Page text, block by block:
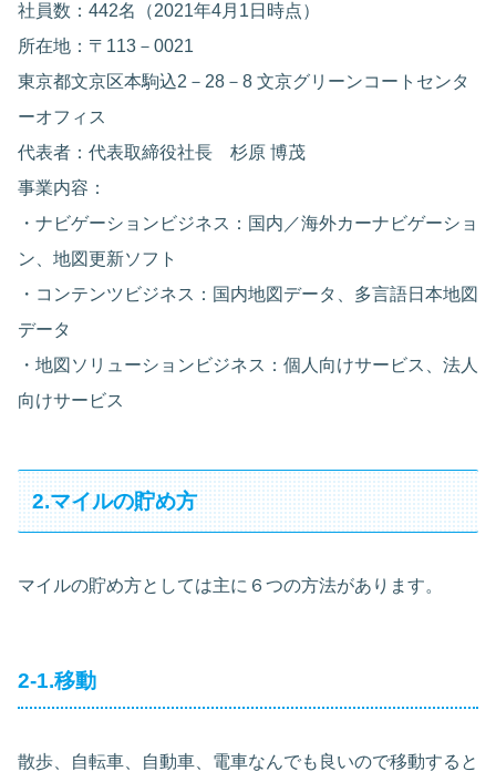
社員数：442名（2021年4月1日時点）
所在地：〒113－0021
東京都文京区本駒込2－28－8 文京グリーンコートセンタ
ーオフィス
代表者：代表取締役社長 杉原 博茂
事業内容：
・ナビゲーションビジネス：国内／海外カーナビゲーショ
ン、地図更新ソフト
・コンテンツビジネス：国内地図データ、多言語日本地図
データ
・地図ソリューションビジネス：個人向けサービス、法人
向けサービス
2.マイルの貯め方
マイルの貯め方としては主に６つの方法があります。
2-1.移動
散歩、自転車、自動車、電車なんでも良いので移動すると